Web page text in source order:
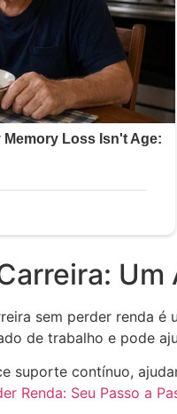
Um
sem perder renda
de trabalho e pode
suporte contínuo,
Renda: Seu Passo a